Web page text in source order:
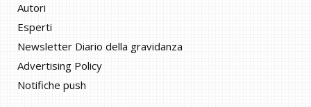
Autori
Esperti
Newsletter Diario della gravidanza
Advertising Policy
Notifiche push